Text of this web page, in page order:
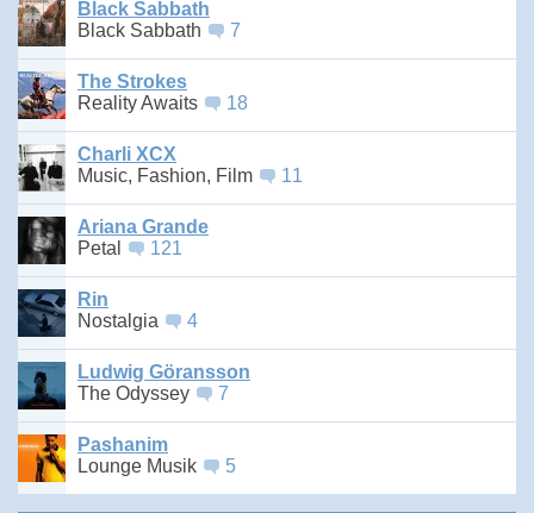
Black Sabbath
Black Sabbath
7
The Strokes
Reality Awaits
18
Charli XCX
Music, Fashion, Film
11
Ariana Grande
Petal
121
Rin
Nostalgia
4
Ludwig Göransson
The Odyssey
7
Pashanim
Lounge Musik
5